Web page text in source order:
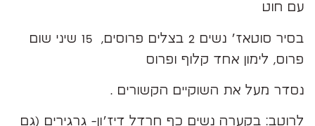
עם חוט
בסיר סוטאז׳ נשים 2 בצלים פרוסים, 15 שיני שום
פרוס, לימון אחד קלוף ופרוס
נסדר מעל את השוקיים הקשורים .
לרוטב: בקערה נשים כף חרדל דיז׳ון- גרגירים (גם